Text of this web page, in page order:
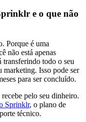
e o que não
Porque é uma
não está apenas
todo o seu
marketing. Isso pode ser
para ser concluído.
recebe pelo seu dinheiro.
Sprinklr, o plano de
técnico.